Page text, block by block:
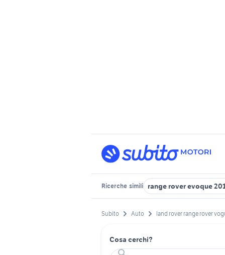
Ricerche simili range rover evoque
Subito Auto land rover range rover
Cosa cerchi?